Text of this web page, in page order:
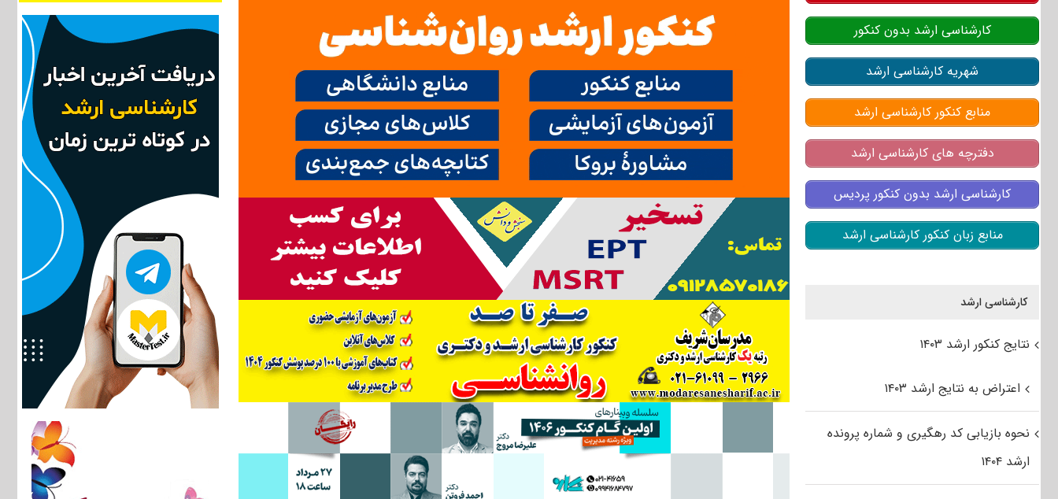
کارشناسی ارشد بدون کنکور
شهریه کارشناسی ارشد
منابع کنکور کارشناسی ارشد
دفترچه های کارشناسی ارشد
کارشناسی ارشد بدون کنکور پردیس
منابع زبان کنکور کارشناسی ارشد
کارشناسی ارشد
نتایج کنکور ارشد ۱۴۰۳
اعتراض به نتایج ارشد ۱۴۰۳
نحوه بازیابی کد رهگیری و شماره پرونده
ارشد ۱۴۰۴